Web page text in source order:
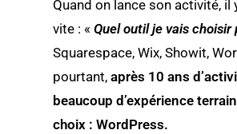
Quand on lance son activité,
vite : « Quel outil je vais
Squarespace, Wix, Showit,
pourtant, après 10 ans
beaucoup d’expérience
choix : WordPress.